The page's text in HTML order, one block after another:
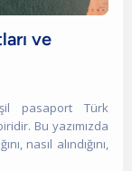
ve
pasaport Türk
Bu yazımızda
nasıl alındığını,